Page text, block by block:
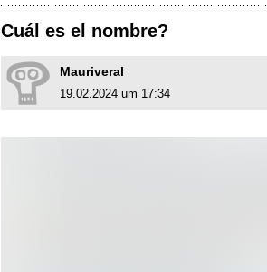
Cuál es el nombre?
Mauriveral
19.02.2024 um 17:34